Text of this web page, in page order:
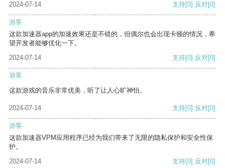
2024-07-14
支持[0] 反对[0]
游客
这款加速器app的加速效果还是不错的，但偶尔也会出现卡顿的情况，希
望开发者能够优化一下。
2024-07-14
支持[0] 反对[0]
游客
这款游戏的音乐非常优美，听了让人心旷神怡。
2024-07-14 支持[0] 反对[0]
游客
这款加速器VPM应用程序已经为我们带来了无限的隐私保护和安全性保
护。
2024-07-14
支持[0] 反对[0]